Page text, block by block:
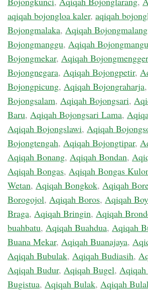
aqiqah bojongloa kaler, aqiqah
Bojongmalaka, Aqiqah Bojongmalang
Bojongmanggu, Aqiqah Bojongmangu
Bojongmekar, Aqiqah Bojongmengger
Bojongnegara, Aqiqah Bojongpetir,
Bojongpicung, Aqiqah Bojongraharja,
Bojongsalam, Aqiqah Bojongsari,
Baru, Aqiqah Bojongsari Lama,
Aqiqah Bojongslawi, Aqiqah
Bojongtengah, Aqiqah Bojongtipar,
Aqiqah Bonang, Aqiqah Bondan,
Aqiqah Bongas, Aqiqah Bongas
Wetan, Aqiqah Bongkok, Aqiqah
Borogojol, Aqiqah Boros, Aqiqah
Braga, Aqiqah Bringin, Aqiqah
buahbatu, Aqiqah Buahdua, Aqiqah
Buana Mekar, Aqiqah Buanajaya,
Aqiqah Bubulak, Aqiqah Budiasih,
Aqiqah Budur, Aqiqah Bugel,
Bugistua, Aqiqah Bulak, Aqiqah